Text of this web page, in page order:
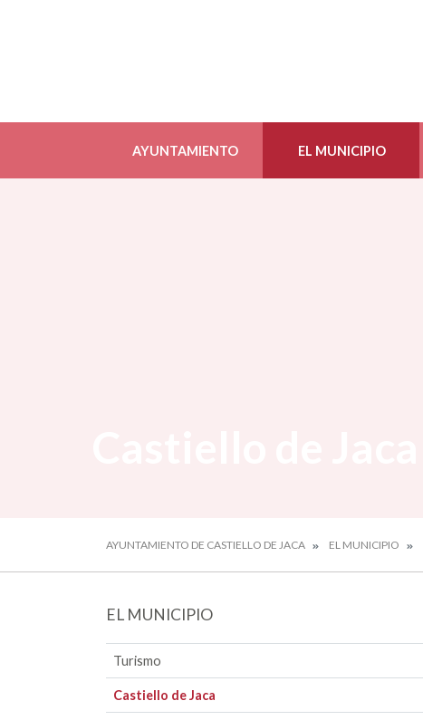
AYUNTAMIENTO EL MUNICIPIO
AYUNTAMIENTO DE CASTIELLO DE JACA EL MUNICIPIO
EL MUNICIPIO
Turismo
Castiello de Jaca